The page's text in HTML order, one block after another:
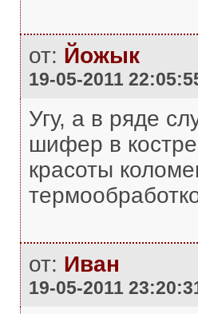
от: Йожык
19-05-2011
Угу, а в ряде
шифер в
красоты
от: Иван
19-05-2011